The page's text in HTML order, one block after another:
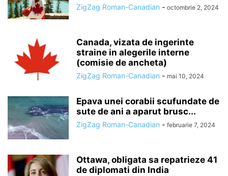
ZigZag Roman-Canadian - octombrie 2, 2024
Canada, vizata de ingerinte
straine in alegerile interne
(comisie de ancheta)
ZigZag Roman-Canadian - mai 10, 2024
Epava unei corabii scufundate de
sute de ani a aparut brusc...
ZigZag Roman-Canadian - februarie 7, 2024
Ottawa, obligata sa repatrieze 41
de diplomati din India